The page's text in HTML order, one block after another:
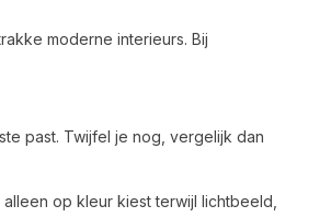
moderne interieurs. Bij
past. Twijfel je nog, vergelijk dan
op kleur kiest terwijl lichtbeeld,